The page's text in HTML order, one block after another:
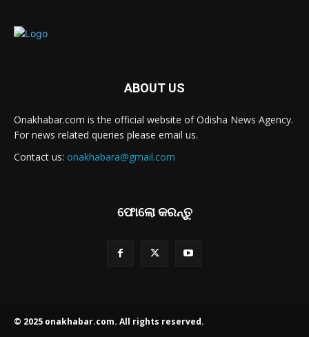
ABOUT US
Onakhabar.com is the official website of Odisha News Agency.
For news related queries please email us.
Contact us: onakhabara@gmail.com
ଫୋଲୋ କରନ୍ତୁ
© 2025 onakhabar.com. All rights reserved.